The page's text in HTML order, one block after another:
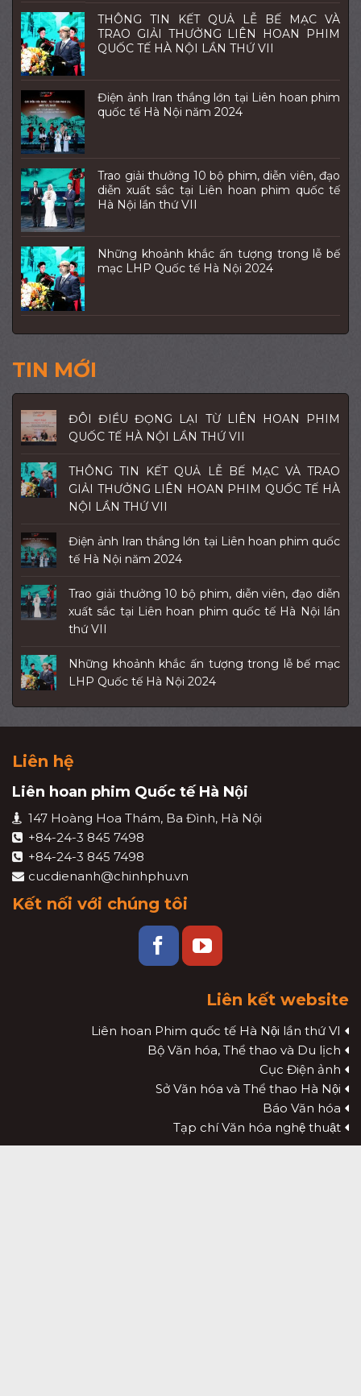
THÔNG TIN KẾT QUẢ LỄ BẾ MẠC VÀ
TRAO GIẢI THƯỞNG LIÊN HOAN PHIM
QUỐC TẾ HÀ NỘI LẦN THỨ VII
Điện ảnh Iran thắng lớn tại Liên hoan phim
quốc tế Hà Nội năm 2024
Trao giải thưởng 10 bộ phim, diễn viên, đạo
diễn xuất sắc tại Liên hoan phim quốc tế
Hà Nội lần thứ VII
Những khoảnh khắc ấn tượng trong lễ bế
mạc LHP Quốc tế Hà Nội 2024
TIN MỚI
ĐÔI ĐIỀU ĐỌNG LẠI TỪ LIÊN HOAN PHIM
QUỐC TẾ HÀ NỘI LẦN THỨ VII
THÔNG TIN KẾT QUẢ LỄ BẾ MẠC VÀ TRAO
GIẢI THƯỞNG LIÊN HOAN PHIM QUỐC TẾ HÀ
NỘI LẦN THỨ VII
Điện ảnh Iran thắng lớn tại Liên hoan phim quốc
tế Hà Nội năm 2024
Trao giải thưởng 10 bộ phim, diễn viên, đạo diễn
xuất sắc tại Liên hoan phim quốc tế Hà Nội lần
thứ VII
Những khoảnh khắc ấn tượng trong lễ bế mạc
LHP Quốc tế Hà Nội 2024
Liên hệ
Liên hoan phim Quốc tế Hà Nội
147 Hoàng Hoa Thám, Ba Đình, Hà Nội
+84-24-3 845 7498
+84-24-3 845 7498
cucdienanh@chinhphu.vn
Kết nối với chúng tôi
Liên kết website
Liên hoan Phim quốc tế Hà Nội lần thứ VI
Bộ Văn hóa, Thể thao và Du lịch
Cục Điện ảnh
Sở Văn hóa và Thể thao Hà Nội
Báo Văn hóa
Tạp chí Văn hóa nghệ thuật